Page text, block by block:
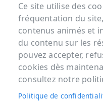
Menu Pied de
ACCUEIL
MENTIONS LÉGALES
DONNÉES
Ce site utilise des
fréquentation du
contenus animés et
du contenu sur les
pouvez accepter,
cookies dès
consultez notre
Politique de